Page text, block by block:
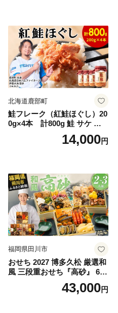
北海道鹿部町
鮭フレーク（紅鮭ほぐし）20
0g×4本 計800g 鮭 サケ 鮭
ほぐし サケフレーク シャケ
フレーク 鮭フレーク14,000円
福岡県田川市
おせち 2027 博多久松 厳選和
風 三段重おせち『高砂』 6.5
寸 3段重 2～3人前 おせち料
理 重箱 お正月 冷凍おせち 縁
43,000円